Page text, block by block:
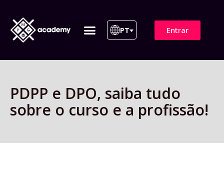
PT Entrar
PDPP e DPO, saiba tudo
sobre o curso e a profissão!